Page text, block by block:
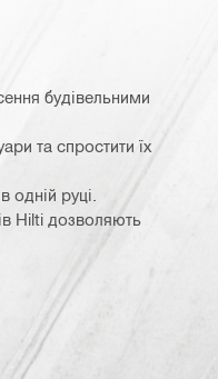
будівельними
та спростити їх
руці.
Hilti дозволяють